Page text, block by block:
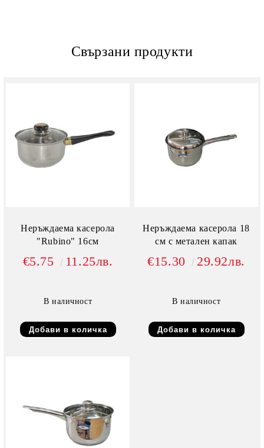
Свързани продукти
Неръждаема касерола
"Rubino" 16см
€5.75 11.25лв.
В наличност
Неръждаема касерола 18
см с метален капак
€15.30 29.92лв.
В наличност